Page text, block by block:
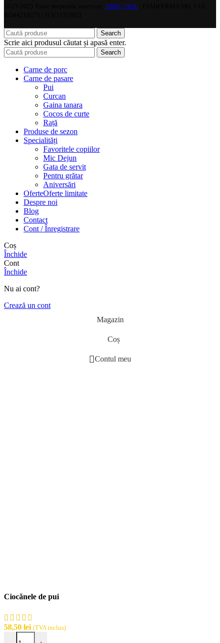
ANPC | SOL
Search
Scrie aici produsul căutat și apasă enter.
Search
Carne de porc
Carne de pasare
Pui
Curcan
Gaina tanara
Cocos de curte
Rață
Produse de sezon
Specialități
Favoritele copiilor
Mic Dejun
Gata de servit
Pentru grătar
Aniversări
OferteOferte limitate
Despre noi
Blog
Contact
Cont / Înregistrare
Coș
Închide
Cont
Închide
Nu ai cont?
Crează un cont
Magazin
Coș
Contul meu
Ciocănele de pui
58,50 lei (TVA inclus)
Cantitate Ciocănele de pui